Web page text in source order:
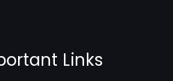
Links